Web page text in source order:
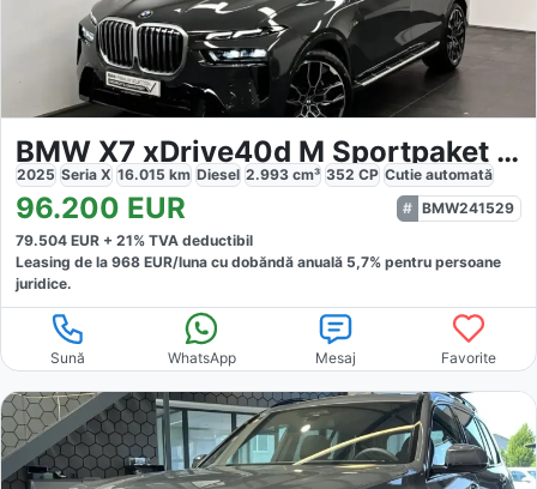
BMW X7 xDrive40d M Sportpaket 7-Sitzer
2025 Seria X 16.015 km Diesel 2.993 cm³ 352 CP Cutie automată
96.200 EUR
BMW241529
79.504 EUR + 21% TVA deductibil
Leasing de la 968 EUR/luna cu dobăndă anuală 5,7% pentru persoane
juridice.
Sună WhatsApp Mesaj Favorite